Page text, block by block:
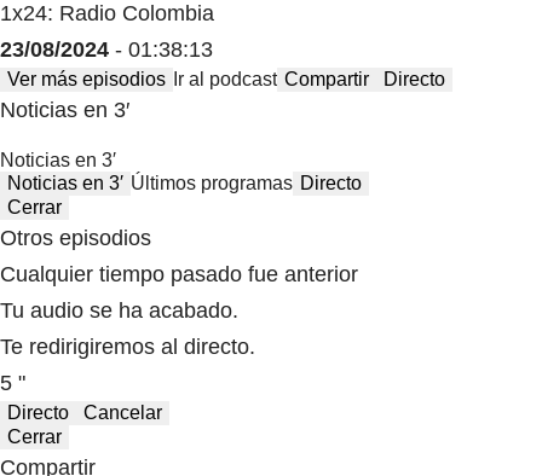
1x24: Radio Colombia
23/08/2024 - 01:38:13
Ver más episodios Ir al podcast Compartir Directo
Noticias en 3′
Noticias en 3′
Noticias en 3′ Últimos programas Directo
Cerrar
Otros episodios
Cualquier tiempo pasado fue anterior
Tu audio se ha acabado.
Te redirigiremos al directo.
5 "
Directo
Cancelar
Cerrar
Compartir